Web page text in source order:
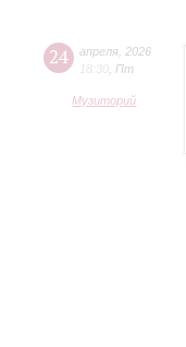
24 апреля 2026
18:30 Пт
Музиторий